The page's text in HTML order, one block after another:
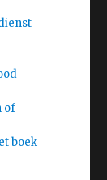
of
boek